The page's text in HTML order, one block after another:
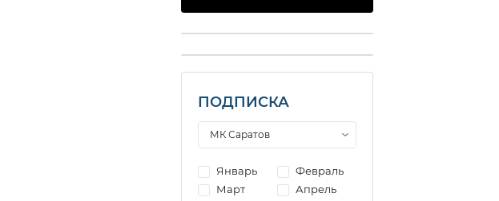
ПОДПИСКА
Январь
Февраль
Март
Апрель